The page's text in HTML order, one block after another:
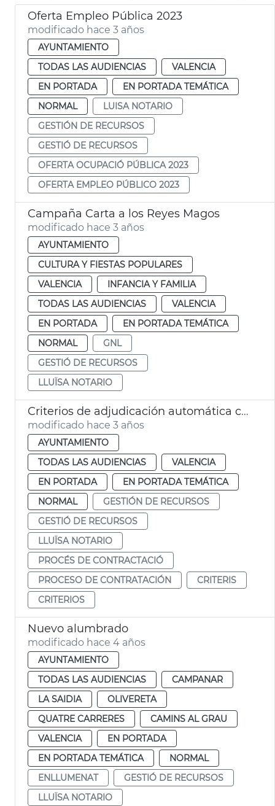
Oferta Empleo Pública 2023
modificado hace 3 años
AYUNTAMIENTO
TODAS LAS AUDIENCIAS
VALENCIA
EN PORTADA
EN PORTADA TEMÁTICA
NORMAL
LUISA NOTARIO
GESTIÓN DE RECURSOS
GESTIÓ DE RECURSOS
OFERTA OCUPACIÓ PÚBLICA 2023
OFERTA EMPLEO PÚBLICO 2023
Campaña Carta a los Reyes Magos
modificado hace 3 años
AYUNTAMIENTO
CULTURA Y FIESTAS POPULARES
VALENCIA
INFANCIA Y FAMILIA
TODAS LAS AUDIENCIAS
VALENCIA
EN PORTADA
EN PORTADA TEMÁTICA
NORMAL
GNL
GESTIÓ DE RECURSOS
LLUÏSA NOTARIO
Criterios de adjudicación automática contratos
modificado hace 3 años
AYUNTAMIENTO
TODAS LAS AUDIENCIAS
VALENCIA
EN PORTADA
EN PORTADA TEMÁTICA
NORMAL
GESTIÓN DE RECURSOS
GESTIÓ DE RECURSOS
LLUÏSA NOTARIO
PROCÉS DE CONTRACTACIÓ
PROCESO DE CONTRATACIÓN
CRITERIS
CRITERIOS
Nuevo alumbrado
modificado hace 4 años
AYUNTAMIENTO
TODAS LAS AUDIENCIAS
CAMPANAR
LA SAIDIA
OLIVERETA
QUATRE CARRERES
CAMINS AL GRAU
VALENCIA
EN PORTADA
EN PORTADA TEMÁTICA
NORMAL
ENLLUMENAT
GESTIÓ DE RECURSOS
LLUÏSA NOTARIO